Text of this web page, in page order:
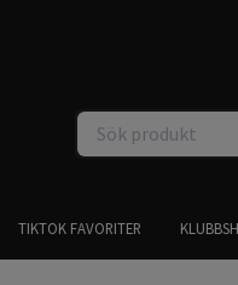
TIKTOK FAVORITER